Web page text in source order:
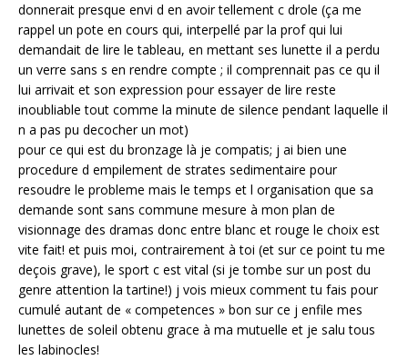
donnerait presque envi d en avoir tellement c drole (ça me
rappel un pote en cours qui, interpellé par la prof qui lui
demandait de lire le tableau, en mettant ses lunette il a perdu
un verre sans s en rendre compte ; il comprennait pas ce qu il
lui arrivait et son expression pour essayer de lire reste
inoubliable tout comme la minute de silence pendant laquelle il
n a pas pu decocher un mot)
pour ce qui est du bronzage là je compatis; j ai bien une
procedure d empilement de strates sedimentaire pour
resoudre le probleme mais le temps et l organisation que sa
demande sont sans commune mesure à mon plan de
visionnage des dramas donc entre blanc et rouge le choix est
vite fait! et puis moi, contrairement à toi (et sur ce point tu me
deçois grave), le sport c est vital (si je tombe sur un post du
genre attention la tartine!) j vois mieux comment tu fais pour
cumulé autant de « competences » bon sur ce j enfile mes
lunettes de soleil obtenu grace à ma mutuelle et je salu tous
les labinocles!